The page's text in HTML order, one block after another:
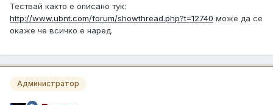
Тествай както е описано тук:
http://www.ubnt.com/forum/showthread.php?t=12740 може да се
окаже че всичко е наред.
Администратор